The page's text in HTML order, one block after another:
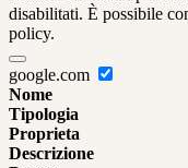
disabilitati. È possibile
policy.
google.com
Nome
Tipologia
Proprieta
Descrizione